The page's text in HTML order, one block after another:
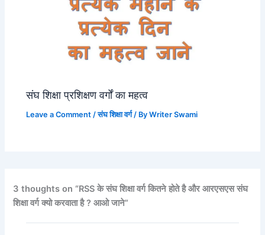
संघ शिक्षा प्रशिक्षण वर्गों का महत्व
Leave a Comment /संघ शिक्षा वर्ग/ ByWriter Swami
3 thoughts on “RSS के संघ शिक्षा वर्ग कितने होते है और आरएसएस संघ
शिक्षा वर्ग क्यो करवाता है ? आओ जाने”